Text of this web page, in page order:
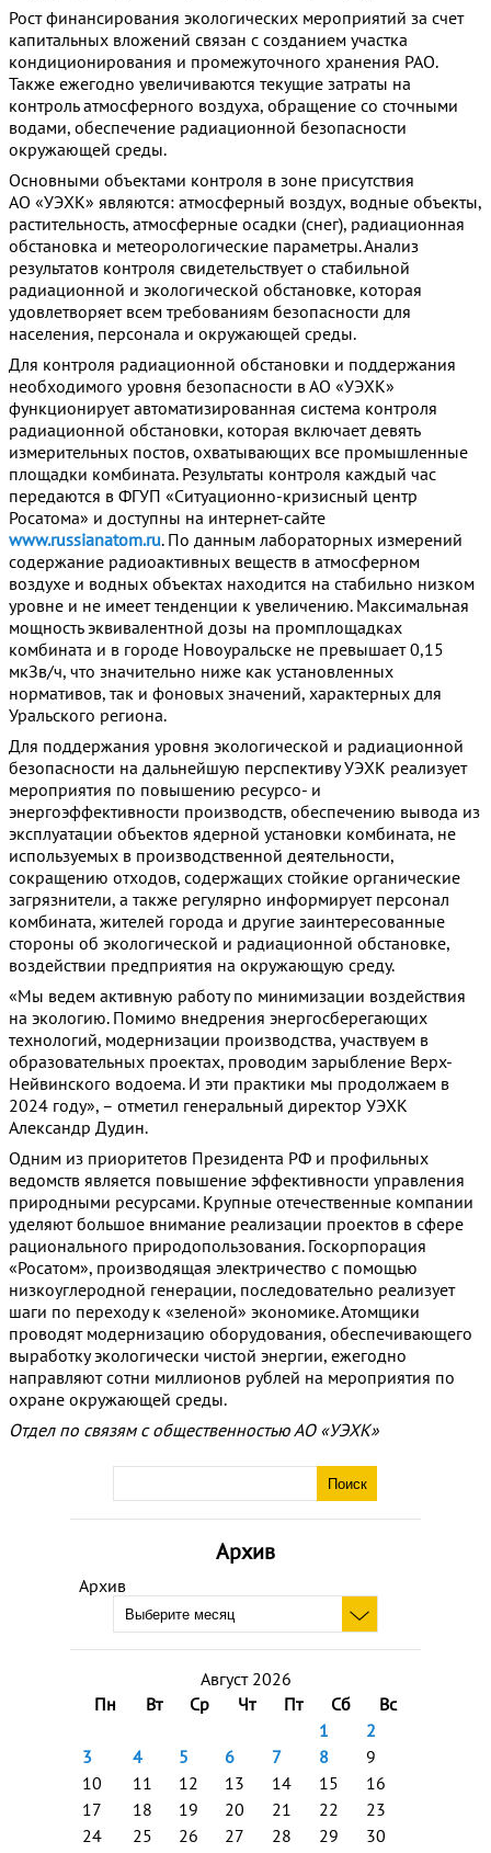
Архив
Архив
Август 2026
Пн
Вт Ср Чт Пт Сб
Вс
1
2
3
4 5 6 7 8
9
10
11 12 13 14 15
16
17
18 19 20 21 22
23
24
25 26 27 28 29
30
Рост финансирования экологических мероприятий за счет
капитальных вложений связан с созданием участка
кондиционирования и промежуточного хранения РАО.
Также ежегодно увеличиваются текущие затраты на
контроль атмосферного воздуха, обращение со сточными
водами, обеспечение радиационной безопасности
окружающей среды.
Основными объектами контроля в зоне присутствия
АО «УЭХК» являются: атмосферный воздух, водные объекты,
растительность, атмосферные осадки (снег), радиационная
обстановка и метеорологические параметры. Анализ
результатов контроля свидетельствует о стабильной
радиационной и экологической обстановке, которая
удовлетворяет всем требованиям безопасности для
населения, персонала и окружающей среды.
Для контроля радиационной обстановки и поддержания
необходимого уровня безопасности в АО «УЭХК»
функционирует автоматизированная система контроля
радиационной обстановки, которая включает девять
измерительных постов, охватывающих все промышленные
площадки комбината. Результаты контроля каждый час
передаются в ФГУП «Ситуационно-кризисный центр
Росатома» и доступны на интернет-сайте
www.russianatom.ru. По данным лабораторных измерений
содержание радиоактивных веществ в атмосферном
воздухе и водных объектах находится на стабильно низком
уровне и не имеет тенденции к увеличению. Максимальная
мощность эквивалентной дозы на промплощадках
комбината и в городе Новоуральске не превышает 0,15
мкЗв/ч, что значительно ниже как установленных
нормативов, так и фоновых значений, характерных для
Уральского региона.
Для поддержания уровня экологической и радиационной
безопасности на дальнейшую перспективу УЭХК реализует
мероприятия по повышению ресурсо- и
энергоэффективности производств, обеспечению вывода из
эксплуатации объектов ядерной установки комбината, не
используемых в производственной деятельности,
сокращению отходов, содержащих стойкие органические
загрязнители, а также регулярно информирует персонал
комбината, жителей города и другие заинтересованные
стороны об экологической и радиационной обстановке,
воздействии предприятия на окружающую среду.
«Мы ведем активную работу по минимизации воздействия
на экологию. Помимо внедрения энергосберегающих
технологий, модернизации производства, участвуем в
образовательных проектах, проводим зарыбление Верх-
Нейвинского водоема. И эти практики мы продолжаем в
2024 году», – отметил генеральный директор УЭХК
Александр Дудин.
Одним из приоритетов Президента РФ и профильных
ведомств является повышение эффективности управления
природными ресурсами. Крупные отечественные компании
уделяют большое внимание реализации проектов в сфере
рационального природопользования. Госкорпорация
«Росатом», производящая электричество с помощью
низкоуглеродной генерации, последовательно реализует
шаги по переходу к «зеленой» экономике. Атомщики
проводят модернизацию оборудования, обеспечивающего
выработку экологически чистой энергии, ежегодно
направляют сотни миллионов рублей на мероприятия по
охране окружающей среды.
Отдел по связям с общественностью АО «УЭХК»